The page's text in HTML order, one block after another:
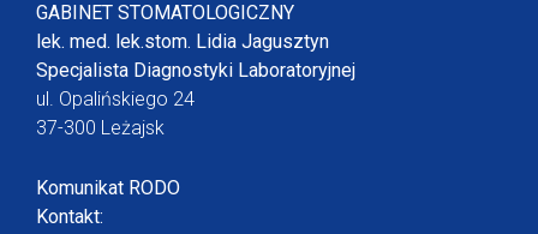
GABINET STOMATOLOGICZNY
lek. med. lek.stom. Lidia Jagusztyn
Specjalista Diagnostyki Laboratoryjnej
ul. Opalińskiego 24
37-300 Leżajsk
Komunikat RODO
Kontakt: